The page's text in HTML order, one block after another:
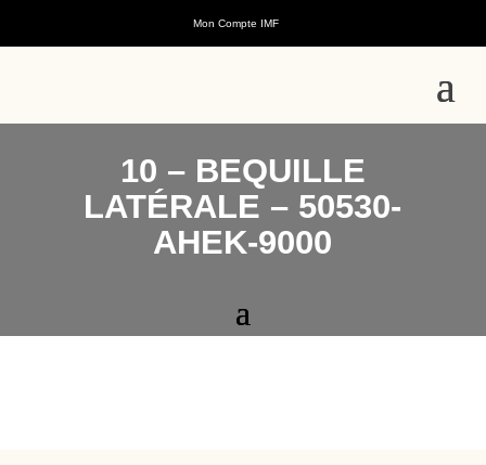
Mon Compte IMF
10 – BEQUILLE
LATÉRALE – 50530-
AHEK-9000